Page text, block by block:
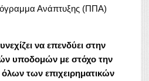
Ανάπτυξης (ΠΠΑ)
να επενδύει στην
υποδομών με στόχο την
των επιχειρηματικών